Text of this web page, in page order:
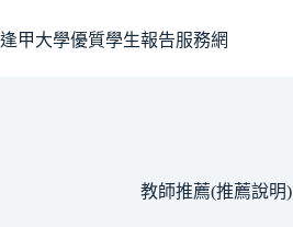
至
逢甲大學優質學生報告服務網
教師推薦(推薦說明)